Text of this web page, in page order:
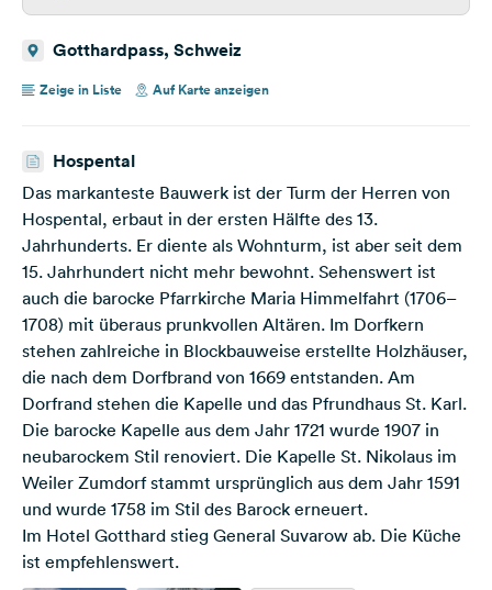
Gotthardpass, Schweiz
Zeige in Liste Auf Karte anzeigen
Hospental
Das markanteste Bauwerk ist der Turm der Herren von
Hospental, erbaut in der ersten Hälfte des 13.
Jahrhunderts. Er diente als Wohnturm, ist aber seit dem
15. Jahrhundert nicht mehr bewohnt. Sehenswert ist
auch die barocke Pfarrkirche Maria Himmelfahrt (1706–
1708) mit überaus prunkvollen Altären. Im Dorfkern
stehen zahlreiche in Blockbauweise erstellte Holzhäuser,
die nach dem Dorfbrand von 1669 entstanden. Am
Dorfrand stehen die Kapelle und das Pfrundhaus St. Karl.
Die barocke Kapelle aus dem Jahr 1721 wurde 1907 in
neubarockem Stil renoviert. Die Kapelle St. Nikolaus im
Weiler Zumdorf stammt ursprünglich aus dem Jahr 1591
und wurde 1758 im Stil des Barock erneuert.
Im Hotel Gotthard stieg General Suvarow ab. Die Küche
ist empfehlenswert.